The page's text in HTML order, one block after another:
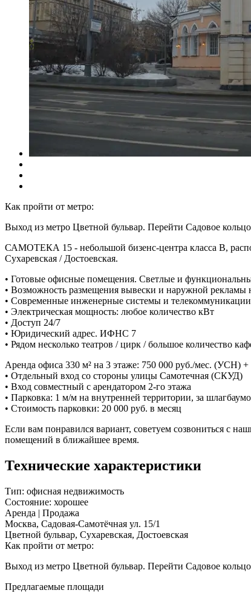
Как пройти от метро:
Выход из метро Цветной бульвар. Перейти Садовое
САМОТЕКА 15 - небольшой бизенс-центра класса В,
Сухаревская / Достоевская.
• Готовые офисные помещения. Светлые и
• Возможность размещения вывески и наружной рекламы
• Современные инженерные системы и телекоммуникации
• Электрическая мощность: любое количество кВт
• Доступ 24/7
• Юридический адрес. ИФНС 7
• Рядом несколько театров / цирк / большое количество
Аренда офиса 330 м² на 3 этаже: 750 000 руб./мес. (УСН)
• Отдельный вход со стороны улицы Самотечная (СКУД)
• Вход совместный с арендатором 2-го этажа
• Парковка: 1 м/м на внутренней территории, за
• Стоимость парковки: 20 000 руб. в месяц
Если вам понравился вариант, советуем созвониться с
помещений в ближайшее время.
Технические характеристики
Тип: офисная недвижимость
Состояние: хорошее
Аренда | Продажа
Москва, Садовая-Самотёчная ул. 15/1
Цветной бульвар, Сухаревская, Достоевская
Как пройти от метро:
Выход из метро Цветной бульвар. Перейти Садовое
Предлагаемые площади